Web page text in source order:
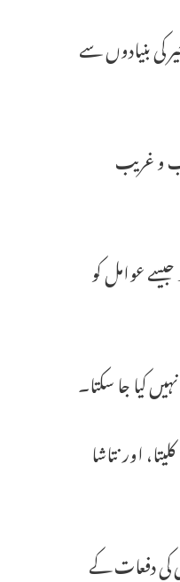
بنیادوں سے
و غریب
عوامل کو
کیا جا سکتا۔
اور نتاشا
کی دفعات کے